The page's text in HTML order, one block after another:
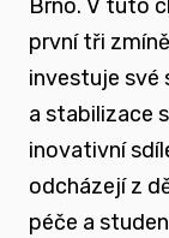
nést a
vyrůstali
rozvíjet
spojené
Brno. V tuto
první tři
investuje své
a stabilizace
inovativní
odcházejí z
péče a